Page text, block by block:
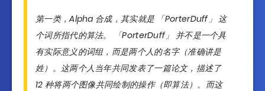
第一类，Alpha 合成，其实就是 「PorterDuff」 这
个词所指代的算法。 「PorterDuff」 并不是一个具
有实际意义的词组，而是两个人的名字（准确讲是
姓）。这两个人当年共同发表了一篇论文，描述了
12 种将两个图像共同绘制的操作（即算法）。而这